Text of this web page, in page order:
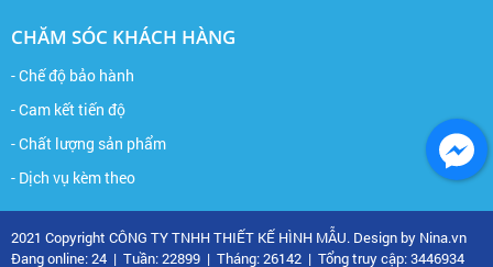
CHĂM SÓC KHÁCH HÀNG
- Chế độ bảo hành
- Cam kết tiến độ
- Chất lượng sản phẩm
- Dịch vụ kèm theo
2021 Copyright CÔNG TY TNHH THIẾT KẾ HÌNH MẪU. Design by Nina.vn
Đang online: 24 | Tuần: 22899 | Tháng: 26142 | Tổng truy cập: 3446934